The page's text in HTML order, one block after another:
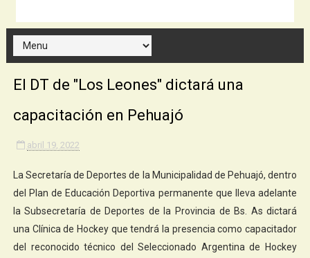
El DT de "Los Leones" dictará una
capacitación en Pehuajó
abril 19, 2022
La Secretaría de Deportes de la Municipalidad de Pehuajó, dentro
del Plan de Educación Deportiva permanente que lleva adelante
la Subsecretaría de Deportes de la Provincia de Bs. As dictará
una Clínica de Hockey que tendrá la presencia como capacitador
del reconocido técnico del Seleccionado Argentina de Hockey